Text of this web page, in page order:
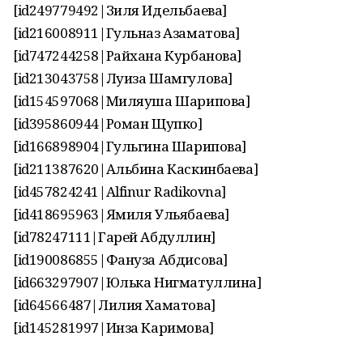
[id249779492|Зиля Идельбаева]
[id216008911|Гульназ Азаматова]
[id747244258|Райхана Курбанова]
[id213043758|Луиза Шамгулова]
[id154597068|Миляуша Шарипова]
[id395860944|Роман Щупко]
[id166898904|Гульгина Шарипова]
[id211387620|Альбина Каскинбаева]
[id457824241|Alfinur Radikovna]
[id418695963|Ямиля Ульябаева]
[id78247111|Гарей Абдуллин]
[id190086855|Фануза Абдисова]
[id663297907|Юлька Нигматуллина]
[id64566487|Лилия Хаматова]
[id145281997|Инза Каримова]